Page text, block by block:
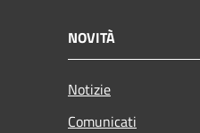
NOVITÀ
Notizie
Comunicati